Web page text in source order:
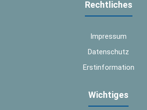
Rechtliches
Impressum
Datenschutz
Erstinformation
Wichtiges